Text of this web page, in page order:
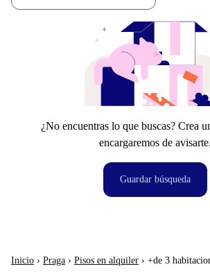
¿No encuentras lo que buscas? Crea
encargaremos de avisarte.
Guardar búsqueda
Inicio › Praga › Pisos en alquiler › +de 3